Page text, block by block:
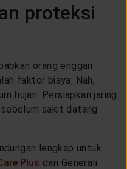
proteksi
orang enggan
faktor biaya. Nah,
hujan. Persiapkan jaring
sakit datang
lengkap untuk
Plus dari Generali